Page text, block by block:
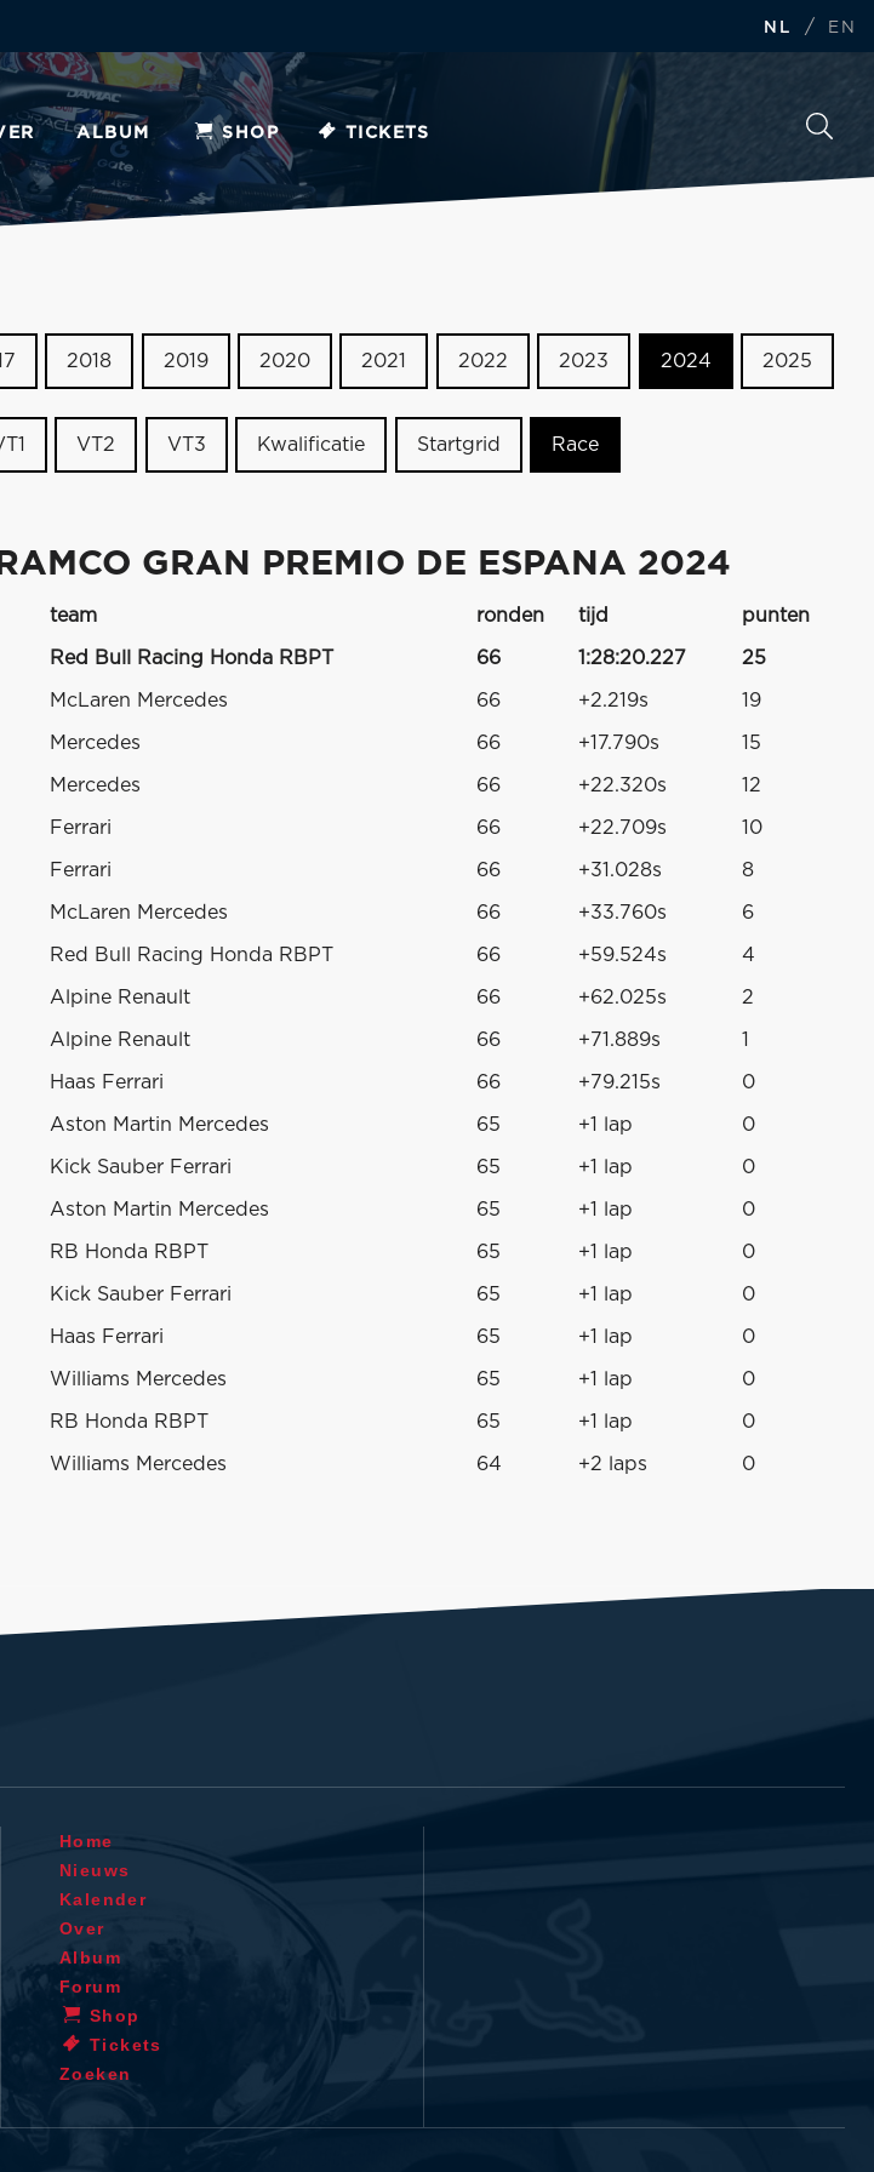
NL / EN
ALBUM SHOP TICKETS
2018 2019 2020 2021 2022 2023 2024 2025
VT2 VT3 Kwalificatie Startgrid Race
GRAN PREMIO DE ESPANA 2024
team ronden tijd punten
Red Bull Racing Honda RBPT 66 1:28:20.227 25
McLaren Mercedes 66 +2.219s 19
Mercedes 66 +17.790s 15
Mercedes 66 +22.320s 12
Ferrari 66 +22.709s 10
Ferrari 66 +31.028s 8
McLaren Mercedes 66 +33.760s 6
Red Bull Racing Honda RBPT 66 +59.524s 4
Alpine Renault 66 +62.025s 2
Alpine Renault 66 +71.889s 1
Haas Ferrari 66 +79.215s 0
Aston Martin Mercedes 65 +1 lap 0
Kick Sauber Ferrari 65 +1 lap 0
Aston Martin Mercedes 65 +1 lap 0
RB Honda RBPT 65 +1 lap 0
Kick Sauber Ferrari 65 +1 lap 0
Haas Ferrari 65 +1 lap 0
Williams Mercedes 65 +1 lap 0
RB Honda RBPT 65 +1 lap 0
Williams Mercedes 64 +2 laps 0
Home
Nieuws
Kalender
Over
Album
Forum
Shop
Tickets
Zoeken